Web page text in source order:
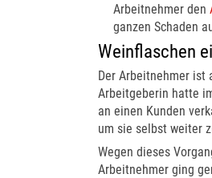
Arbeitnehmer den
ganzen Schaden
Weinflaschen
Der Arbeitnehmer ist
Arbeitgeberin hatte
an einen Kunden
um sie selbst weiter
Wegen dieses
Arbeitnehmer ging